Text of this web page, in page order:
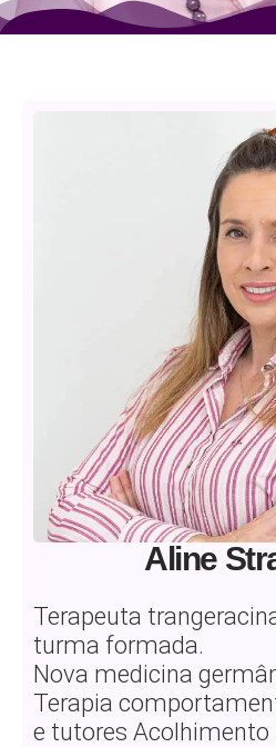
Aline
Terapeuta
turma formada.
Nova medicina
Terapia
e tutores Acolhimento